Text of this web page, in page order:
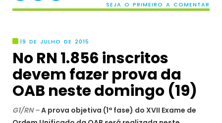
SEJA O PRIMEIRO A COMENTAR
19 DE JULHO DE 2015
No RN 1.856 inscritos
devem fazer prova da
OAB neste domingo (19)
G1/RN –A prova objetiva (1ª fase) do XVII Exame de